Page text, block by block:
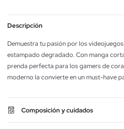
Descripción
Demuestra tu pasión por los
estampado degradado. Con manga
prenda perfecta para los gamers de
moderno la convierte en un must-have
Composición y cuidados